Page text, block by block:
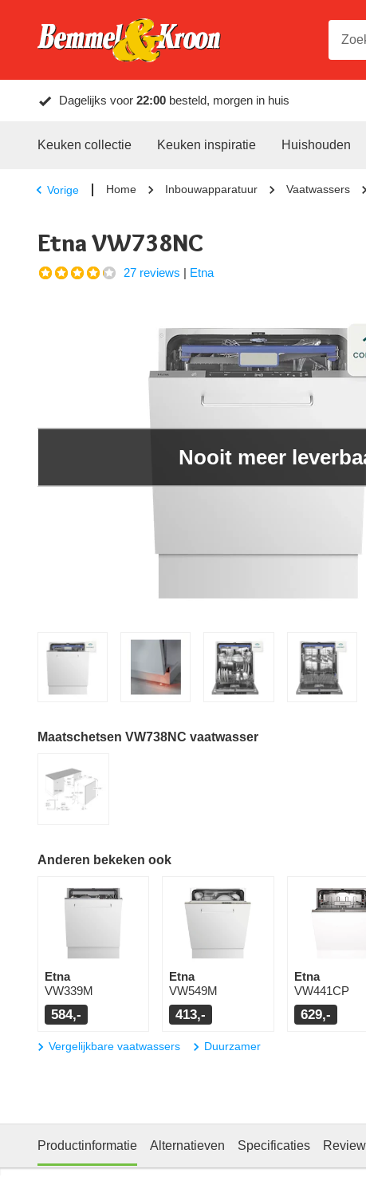
Dagelijks voor 22:00 besteld, morgen in huis
Keuken collectie Keuken inspiratie Huishouden
Vorige Home Inbouwapparatuur Vaatwassers
Etna VW738NC
27 reviews | Etna
Nooit meer
Maatschetsen VW738NC vaatwasser
Anderen bekeken ook
Etna
VW339M
584,-
Etna
VW549M
413,-
Etna
VW441CP
629,-
Vergelijkbare vaatwassers Duurzamer
Productinformatie Alternatieven Specificaties